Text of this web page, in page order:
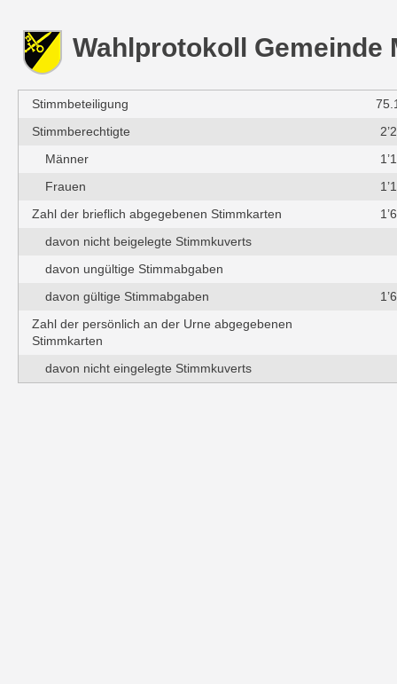
Wahlprotokoll Gemeinde
Stimmbeteiligung
Stimmberechtigte
Männer
Frauen
Zahl der brieflich abgegebenen Stimmkarten
davon nicht beigelegte Stimmkuverts
davon ungültige Stimmabgaben
davon gültige Stimmabgaben
Zahl der persönlich an der Urne abgegebenen
Stimmkarten
davon nicht eingelegte Stimmkuverts